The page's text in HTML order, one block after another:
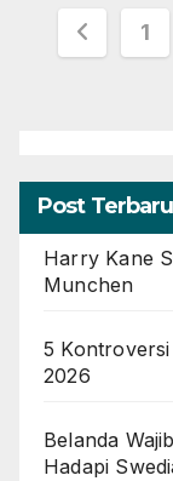
1
Post Terbaru
Harry Kane
Munchen
5
2026
Belanda
Hadapi